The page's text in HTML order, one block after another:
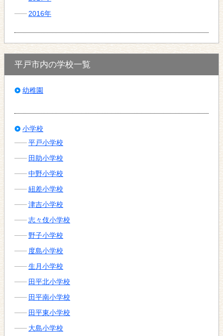
2016年
平戸市内の学校一覧
幼稚園
小学校
平戸小学校
田助小学校
中野小学校
紐差小学校
津吉小学校
志々伎小学校
野子小学校
度島小学校
生月小学校
田平北小学校
田平南小学校
田平東小学校
大島小学校